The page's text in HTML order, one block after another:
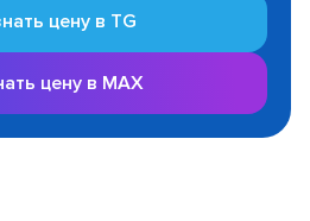
цену в TG
цену в MAX